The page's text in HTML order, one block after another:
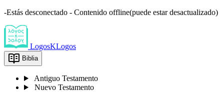
-Estás desconectado - Contenido offline(puede estar desactualizado)
LogosKLogos
Biblia
Antiguo Testamento
Nuevo Testamento